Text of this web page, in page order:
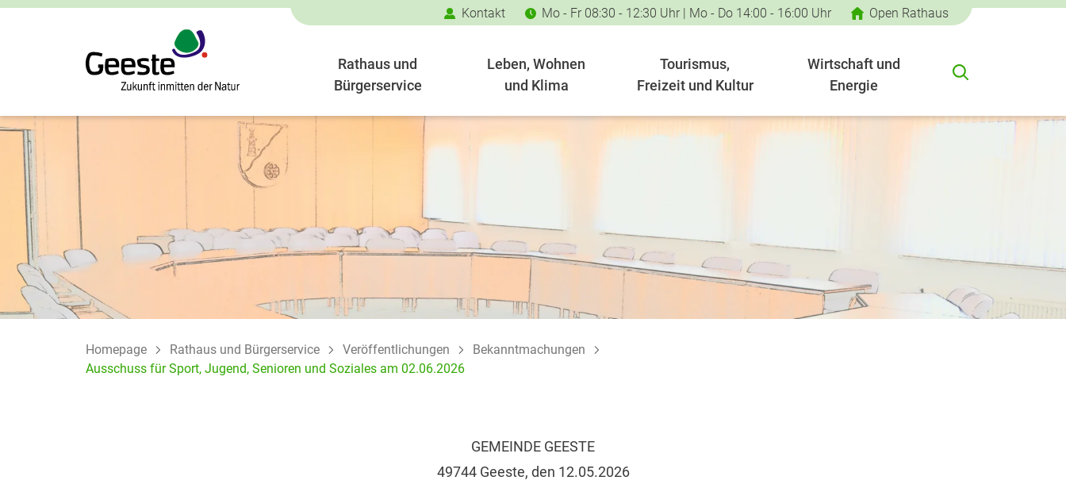
Kontakt Mo - Fr 08:30 - 12:30 Uhr | Mo - Do 14:00 - 16:00 Uhr Open Rathaus
Rathaus und
Bürgerservice
Leben, Wohnen
und Klima
Tourismus,
Freizeit und Kultur
Wirtschaft und
Energie
Homepage Rathaus und Bürgerservice Veröffentlichungen
Bekanntmachungen
Ausschuss für Sport, Jugend, Senioren und Soziales am 02.06.2026
GEMEINDE GEESTE
49744 Geeste, den 12.05.2026